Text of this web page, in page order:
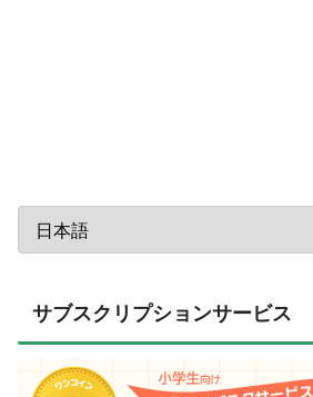
サブスクリプションサービス